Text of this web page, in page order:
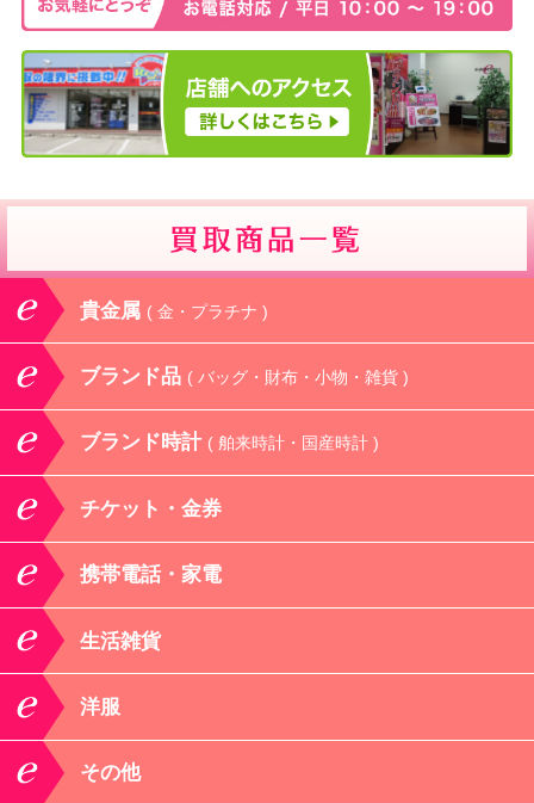
貴金属 ( 金・プラチナ )
ブランド品 ( バッグ・財布・小物・雑貨 )
ブランド時計 ( 舶来時計・国産時計 )
チケット・金券
携帯電話・家電
生活雑貨
洋服
その他